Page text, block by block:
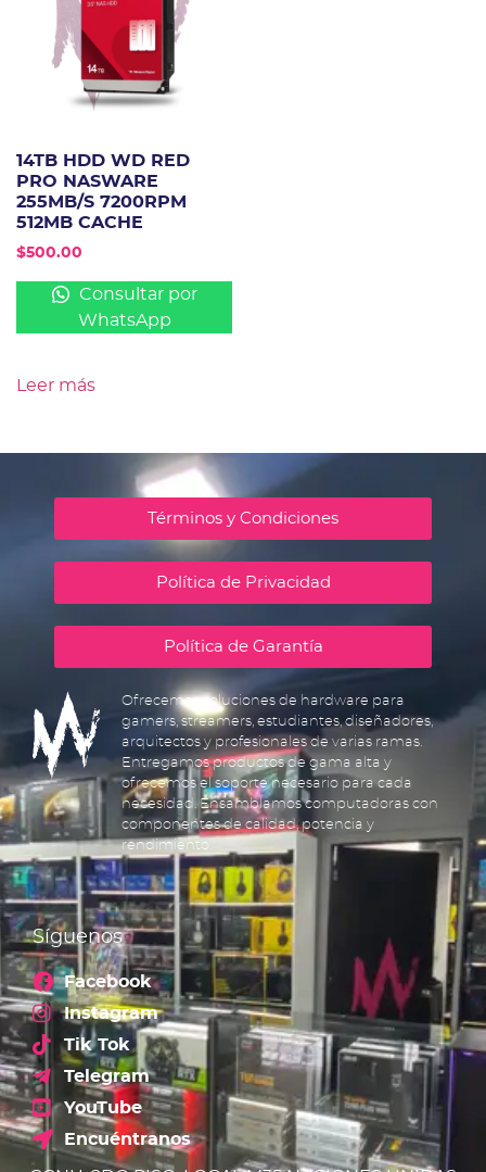
14TB HDD WD RED
PRO NASWARE
255MB/S 7200RPM
512MB CACHE
$500.00
Consultar por
WhatsApp
Leer más
Términos y Condiciones
Política de Privacidad
Política de Garantía
Ofrecemos soluciones de hardware para
gamers, streamers, estudiantes, diseñadores,
arquitectos y profesionales de varias ramas.
Entregamos productos de gama alta y
ofrecemos el soporte necesario para cada
necesidad. Ensamblamos computadoras con
componentes de calidad, potencia y
rendimiento.
Síguenos
Facebook
Instagram
Tik Tok
Telegram
YouTube
Encuéntranos